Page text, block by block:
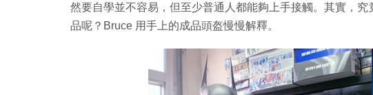
然要自學並不容易，但至少普通人都能夠上手接觸。其實，
品呢？Bruce 用手上的成品頭盔慢慢解釋。